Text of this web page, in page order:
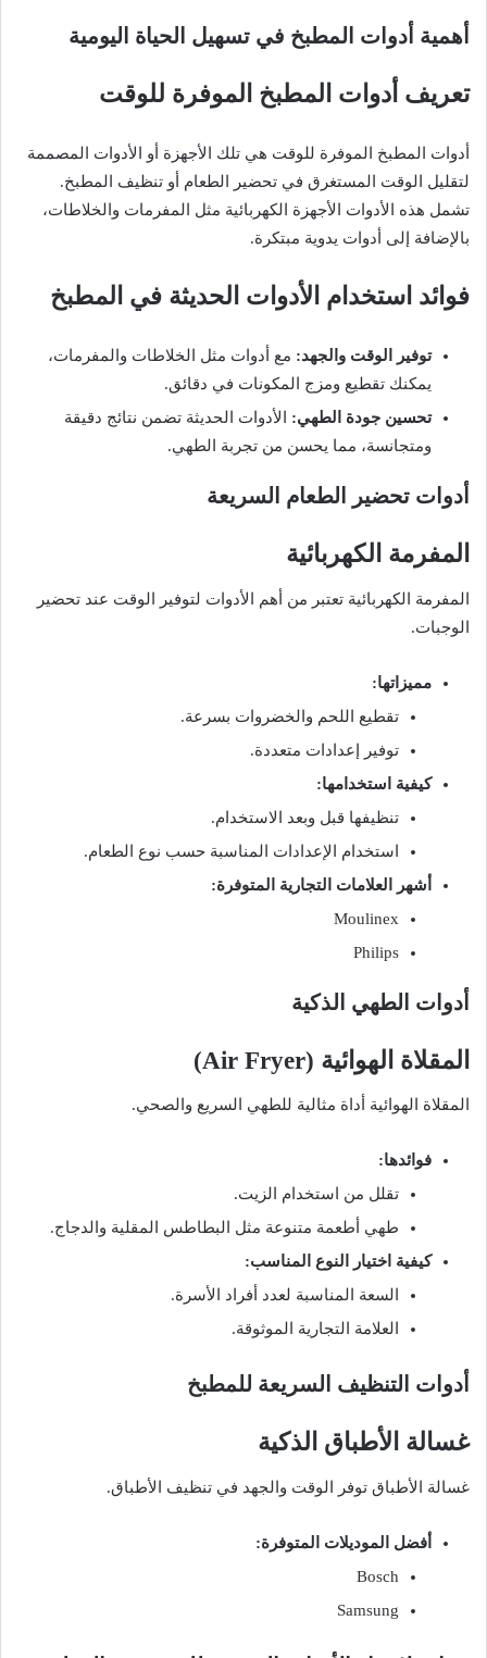
أهمية أدوات المطبخ في تسهيل الحياة اليومية
تعريف أدوات المطبخ الموفرة للوقت
أدوات المطبخ الموفرة للوقت هي تلك الأجهزة أو الأدوات المصممة
لتقليل الوقت المستغرق في تحضير الطعام أو تنظيف المطبخ.
تشمل هذه الأدوات الأجهزة الكهربائية مثل المفرمات والخلاطات،
بالإضافة إلى أدوات يدوية مبتكرة.
فوائد استخدام الأدوات الحديثة في المطبخ
توفير الوقت والجهد: مع أدوات مثل الخلاطات والمفرمات،
يمكنك تقطيع ومزج المكونات في دقائق.
تحسين جودة الطهي: الأدوات الحديثة تضمن نتائج دقيقة
ومتجانسة، مما يحسن من تجربة الطهي.
أدوات تحضير الطعام السريعة
المفرمة الكهربائية
المفرمة الكهربائية تعتبر من أهم الأدوات لتوفير الوقت عند تحضير
الوجبات.
مميزاتها:
تقطيع اللحم والخضروات بسرعة.
توفير إعدادات متعددة.
كيفية استخدامها:
تنظيفها قبل وبعد الاستخدام.
استخدام الإعدادات المناسبة حسب نوع الطعام.
أشهر العلامات التجارية المتوفرة:
Moulinex
Philips
أدوات الطهي الذكية
المقلاة الهوائية (Air Fryer)
المقلاة الهوائية أداة مثالية للطهي السريع والصحي.
فوائدها:
تقلل من استخدام الزيت.
طهي أطعمة متنوعة مثل البطاطس المقلية والدجاج.
كيفية اختيار النوع المناسب:
السعة المناسبة لعدد أفراد الأسرة.
العلامة التجارية الموثوقة.
أدوات التنظيف السريعة للمطبخ
غسالة الأطباق الذكية
غسالة الأطباق توفر الوقت والجهد في تنظيف الأطباق.
أفضل الموديلات المتوفرة:
Bosch
Samsung